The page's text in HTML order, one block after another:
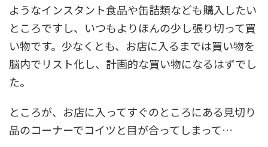
ようなインスタント食品や缶詰類なども購入したい
ところですし、いつもよりほんの少し張り切って買
い物です。少なくとも、お店に入るまでは買い物を
脳内でリスト化し、計画的な買い物になるはずでし
た。
ところが、お店に入ってすぐのところにある見切り
品のコーナーでコイツと目が合ってしまって…